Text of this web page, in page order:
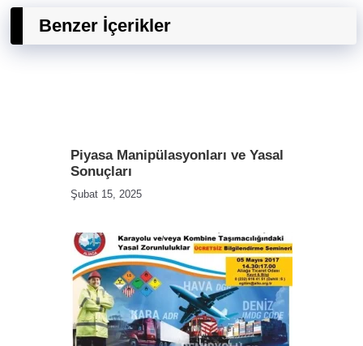
Benzer İçerikler
Piyasa Manipülasyonları ve Yasal
Sonuçları
Şubat 15, 2025